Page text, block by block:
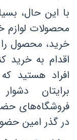
با این حال،
محصولات لوازم
خرید، محصول
اقدام به خرید
افراد هستید
برایتان
فروشگاه‌های
در گذر امین